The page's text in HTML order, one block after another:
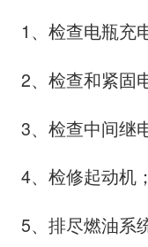
1、检查电瓶充
2、检查和紧固
3、检查中间继
4、检修起动机；
5、排尽燃油系